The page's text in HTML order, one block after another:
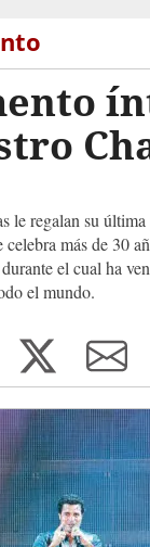
le regalan su
más de 30
el cual ha
el mundo.